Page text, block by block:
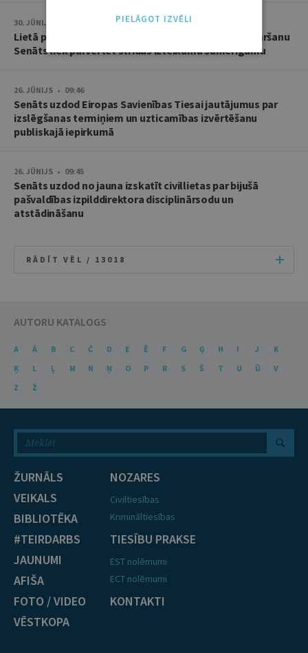
30. JŪNIJS • 14:58
Lietā par namu pārvaldnieces goda un cieņas aizskaršanu
Senāts liek pārvērtēt strīdus izteikumu samērīgumu
26. JŪNIJS • 09:46
Senāts uzdod Eiropas Savienības Tiesai jautājumus par
izslēgšanas termiņiem un uzticamības izvērtēšanu
publiskajā iepirkumā
26. JŪNIJS • 09:45
Senāts uzdod no jauna izskatīt civillietas par bijušā
pašvaldības izpilddirektora disciplinārsodu un
atstādināšanu
RĀDĪT VĒL / 13018
AUTORU KATALOGS
A Ā B C Č D E Ē F G Ģ H I J
K
Ķ
L Ļ M N Ņ O P R S Š T U Ū
V
Z
Ž
ŽURNĀLS
VEIKALS
BIBLIOTĒKA
#TEIRDARBS
JAUNUMI
AFIŠA
FOTO / VIDEO
VĒSTKOPA
NOZARES
Civiltiesības
Krimināltiesības
TIESĪBU PRAKSE
EST nolēmumi
ECT nolēmumi
KONTAKTI
PIELĀGOT IZVĒLI